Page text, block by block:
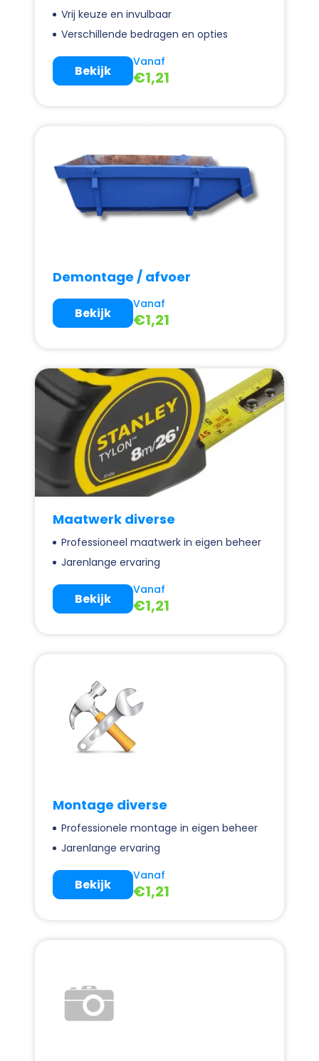
Vrij keuze en invulbaar
Verschillende bedragen en opties
Vanaf
€1,21
Bekijk
Demontage / afvoer
Vanaf
€1,21
Bekijk
Maatwerk diverse
Professioneel maatwerk in eigen beheer
Jarenlange ervaring
Vanaf
€1,21
Bekijk
Montage diverse
Professionele montage in eigen beheer
Jarenlange ervaring
Vanaf
€1,21
Bekijk